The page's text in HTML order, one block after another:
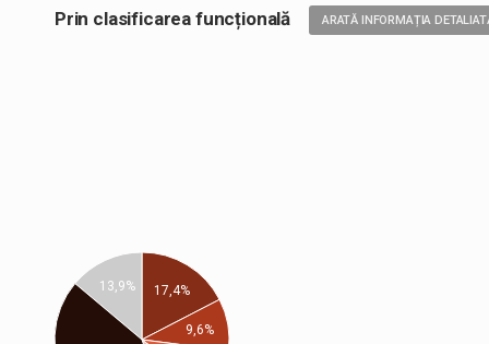
Prin clasificarea funcțională ARATĂ INFORMAȚIA
17,4%
9,6%
13,9%